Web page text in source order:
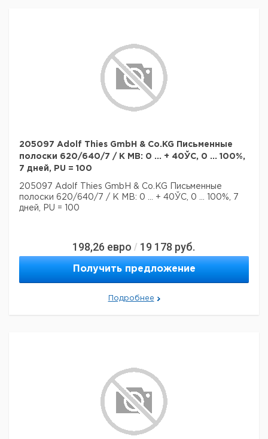
205097 Adolf Thies GmbH & Co.KG Письменные
полоски 620/640/7 / K MB: 0 ... + 40ЎC, 0 ... 100%,
7 дней, PU = 100
205097 Adolf Thies GmbH & Co.KG Письменные
полоски 620/640/7 / K MB: 0 ... + 40ЎC, 0 ... 100%, 7
дней, PU = 100
198,26 евро / 19 178 руб.
Получить предложение
Подробнее